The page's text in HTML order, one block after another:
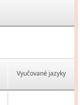
Vyučované jazyky